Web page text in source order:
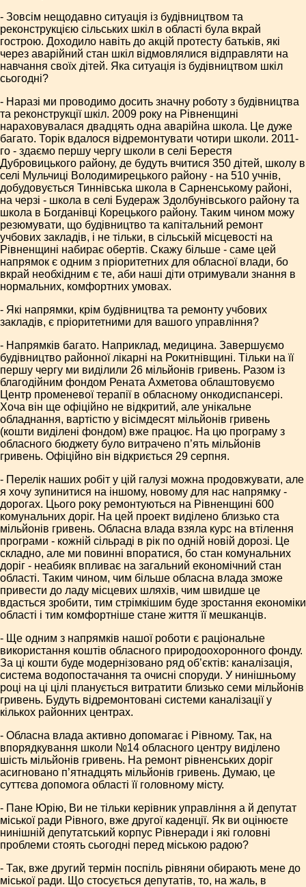
- Зовсім нещодавно ситуація із будівництвом та
реконструкцією сільських шкіл в області була вкрай
гострою. Доходило навіть до акцій протесту батьків, які
через аварійний стан шкіл відмовлялися відправляти на
навчання своїх дітей. Яка ситуація із будівництвом шкіл
сьогодні?
- Наразі ми проводимо досить значну роботу з будівництва
та реконструкції шкіл. 2009 року на Рівненщині
нараховувалася двадцять одна аварійна школа. Це дуже
багато. Торік вдалося відремонтувати чотири школи. 2011-
го - здаємо першу чергу школи в селі Берестя
Дубровицького району, де будуть вчитися 350 дітей, школу в
селі Мульчиці Володимирецького району - на 510 учнів,
добудовується Тиннівська школа в Сарненському районі,
на черзі - школа в селі Будераж Здолбунівського району та
школа в Богданівці Корецького району. Таким чином можу
резюмувати, що будівництво та капітальний ремонт
учбових закладів, і не тільки, в сільській місцевості на
Рівненщині набирає обертів. Скажу більше - саме цей
напрямок є одним з пріоритетних для обласної влади, бо
вкрай необхідним є те, аби наші діти отримували знання в
нормальних, комфортних умовах.
- Які напрямки, крім будівництва та ремонту учбових
закладів, є пріоритетними для вашого управління?
- Напрямків багато. Наприклад, медицина. Завершуємо
будівництво районної лікарні на Рокитнівщині. Тільки на її
першу чергу ми виділили 26 мільйонів гривень. Разом із
благодійним фондом Рената Ахметова облаштовуємо
Центр променевої терапії в обласному онкодиспансері.
Хоча він ще офіційно не відкритий, але унікальне
обладнання, вартістю у вісімдесят мільйонів гривень
(кошти виділені фондом) вже працює. На цю програму з
обласного бюджету було витрачено п’ять мільйонів
гривень. Офіційно він відкриється 29 серпня.
- Перелік наших робіт у цій галузі можна продовжувати, але
я хочу зупинитися на іншому, новому для нас напрямку -
дорогах. Цього року ремонтуються на Рівненщині 600
комунальних доріг. На цей проект виділено близько ста
мільйонів гривень. Обласна влада взяла курс на втілення
програми - кожній сільраді в рік по одній новій дорозі. Це
складно, але ми повинні впоратися, бо стан комунальних
доріг - неабияк впливає на загальний економічний стан
області. Таким чином, чим більше обласна влада зможе
привести до ладу місцевих шляхів, чим швидше це
вдасться зробити, тим стрімкішим буде зростання економіки
області і тим комфортніше стане життя її мешканців.
- Ще одним з напрямків нашої роботи є раціональне
використання коштів обласного природоохоронного фонду.
За ці кошти буде модернізовано ряд об’єктів: каналізація,
система водопостачання та очисні споруди. У нинішньому
році на ці цілі планується витратити близько семи мільйонів
гривень. Будуть відремонтовані системи каналізації у
кількох районних центрах.
- Обласна влада активно допомагає і Рівному. Так, на
впорядкування школи №14 обласного центру виділено
шість мільйонів гривень. На ремонт рівненських доріг
асигновано п’ятнадцять мільйонів гривень. Думаю, це
суттєва допомога області її головному місту.
- Пане Юрію, Ви не тільки керівник управління а й депутат
міської ради Рівного, вже другої каденції. Як ви оцінюєте
нинішній депутатський корпус Рівнеради і які головні
проблеми стоять сьогодні перед міською радою?
- Так, вже другий термін поспіль рівняни обирають мене до
міської ради. Що стосується депутатів, то, на жаль, в